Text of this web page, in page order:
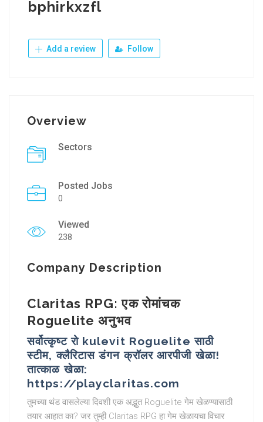
bphirkxzfl
Add a review Follow
Overview
Sectors
Posted Jobs
0
Viewed
238
Company Description
Claritas RPG: एक रोमांचक
Roguelite अनुभव
सर्वोत्कृष्ट रो kulevit Roguelite साठी
स्टीम, क्लैरिटास डंगन क्रॉलर आरपीजी खेळा!
तात्काळ खेळा:
https://playclaritas.com
तुमच्या थंड वासलेल्या दिवशी एक अद्भुत Roguelite गेम खेळण्यासाठी
तयार आहात का? जर तुम्ही Claritas RPG हा गेम खेळायचा विचार